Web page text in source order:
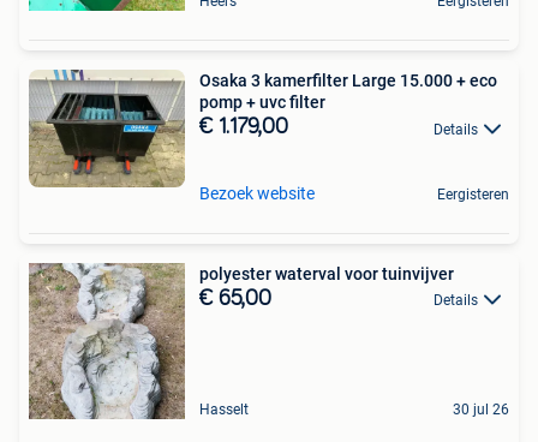
Osaka 3 kamerfilter Large 15.000 + eco
pomp + uvc filter
€ 1.179,00 Details
Bezoek website Eergisteren
polyester waterval voor tuinvijver
€ 65,00 Details
Hasselt 30 jul 26